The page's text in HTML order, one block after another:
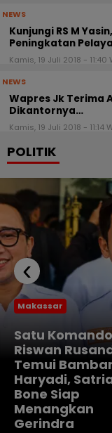
NEWS
Kunjungi RS M
Peningkatan
Kamis, 19 Juli 2018 - 11:40
NEWS
Wapres Jk Terima
Dikantornya…
Kamis, 19 Juli 2018 - 11:14
POLITIK
Makassar
Satu
Riswan
Temui
Haryadi,
Bone Siap
Menangkan
Gerindra
‹